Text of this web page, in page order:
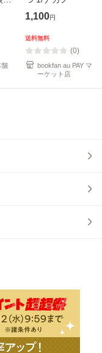
送
舗
1,100円
送料無料
(0)
bookfan au PAY マ
ーケット店